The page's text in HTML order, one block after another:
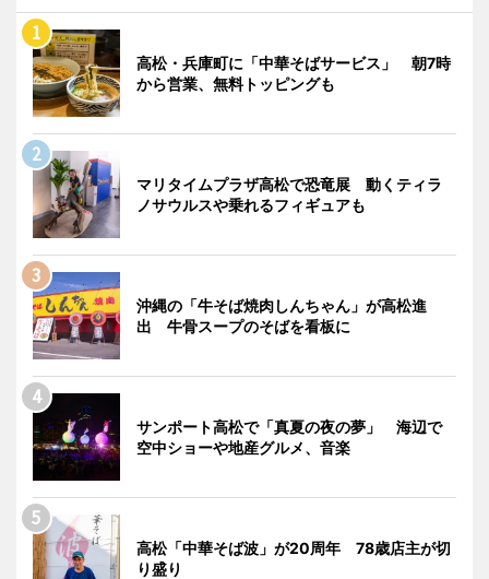
高松・兵庫町に「中華そばサービス」 朝7時
から営業、無料トッピングも
マリタイムプラザ高松で恐竜展 動くティラ
ノサウルスや乗れるフィギュアも
沖縄の「牛そば焼肉しんちゃん」が高松進
出 牛骨スープのそばを看板に
サンポート高松で「真夏の夜の夢」 海辺で
空中ショーや地産グルメ、音楽
高松「中華そば波」が20周年 78歳店主が切
り盛り